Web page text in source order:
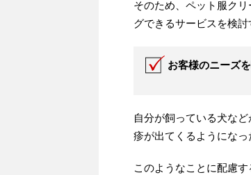
そのため、ペット服ク
グできるサービスを検討
お客様のニーズ
自分が飼っている犬な
疹が出てくるようになっ
このようなことに配慮